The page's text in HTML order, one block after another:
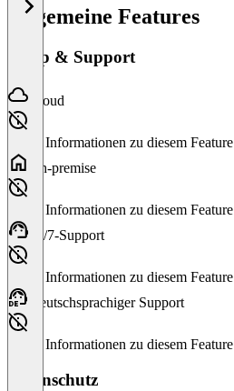
Allgemeine Features
Setup & Support
Cloud
Keine Informationen zu diesem Feature
On-premise
Keine Informationen zu diesem Feature
24/7-Support
Keine Informationen zu diesem Feature
Deutschsprachiger Support
Keine Informationen zu diesem Feature
Datenschutz